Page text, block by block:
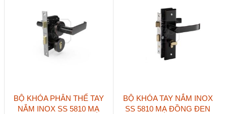
BỘ KHÓA PHÂN THỂ TAY
NẮM INOX SS 5810 MẠ
BỘ KHÓA TAY NẮM INOX
SS 5810 MẠ ĐỒNG ĐEN